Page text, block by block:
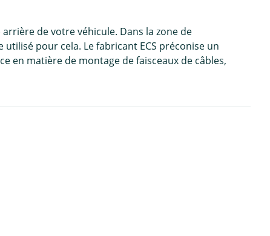
de votre véhicule. Dans la zone de
utilisé pour cela. Le fabricant ECS préconise un
en matière de montage de faisceaux de câbles,